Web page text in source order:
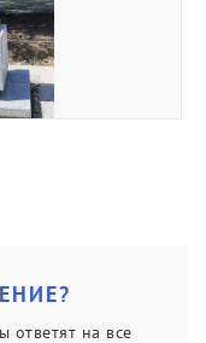
ответят на все